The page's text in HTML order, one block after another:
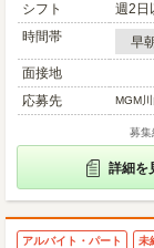
シフト
週2日
時間帯
早朝
面接地
応募先
MGM
募集
詳細を
アルバイト・パート 未